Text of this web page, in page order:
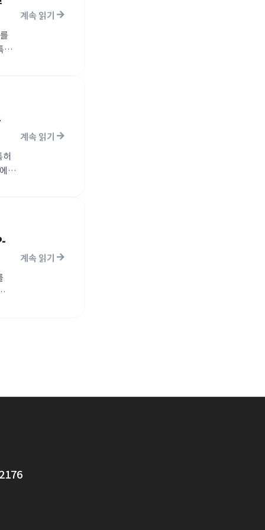
히
계속 읽기
허
계속 읽기
계속 읽기